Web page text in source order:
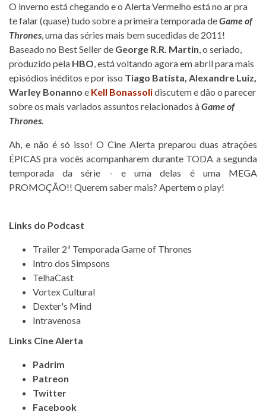
O inverno está chegando e o Alerta Vermelho está no ar pra
te falar (quase) tudo sobre a primeira temporada deGame of
Thrones, uma das séries mais bem sucedidas de 2011!
Baseado no Best Seller de George R.R. Martin, o seriado,
produzido pela HBO, está voltando agora em abril para mais
episódios inéditos e por isso Tiago Batista, Alexandre Luiz,
Warley Bonanno e Kell Bonassolidiscutem e dão o parecer
sobre os mais variados assuntos relacionados àGame of
Thrones.
Ah, e não é só isso! O Cine Alerta preparou duas atrações
ÉPICAS pra vocês acompanharem durante TODA a segunda
temporada da série - e uma delas é uma MEGA
PROMOÇÃO!! Querem saber mais? Apertem o play!
Links do Podcast
Trailer 2ª Temporada Game of Thrones
Intro dos Simpsons
TelhaCast
Vortex Cultural
Dexter's Mind
Intravenosa
Links Cine Alerta
Padrim
Patreon
Twitter
Facebook